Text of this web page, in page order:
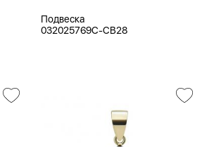
Подвеска
032025769C-CB28